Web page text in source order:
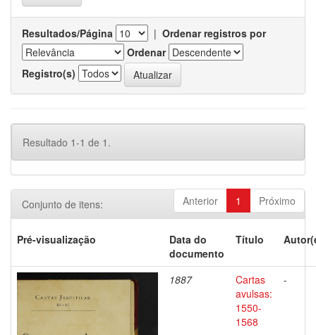
Resultados/Página | Ordenar registros por
Ordenar
Registro(s)
Resultado 1-1 de 1.
Anterior 1 Próximo
Conjunto de itens:
Pré-visualização
Data do
documento
Título
1887
Cartas
avulsas:
1550-
1568
-